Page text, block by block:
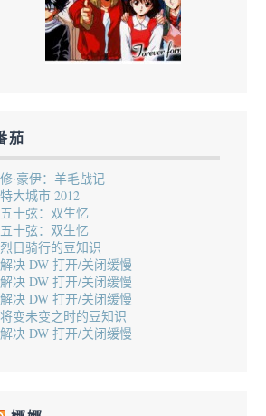
茄
修·豪伊：羊毛战记
特大城市 2012
五十弦：双生忆
五十弦：双生忆
烈日骑行的豆知识
解决 DW 打开/关闭缓慢
解决 DW 打开/关闭缓慢
解决 DW 打开/关闭缓慢
将变未变之时的豆知识
解决 DW 打开/关闭缓慢